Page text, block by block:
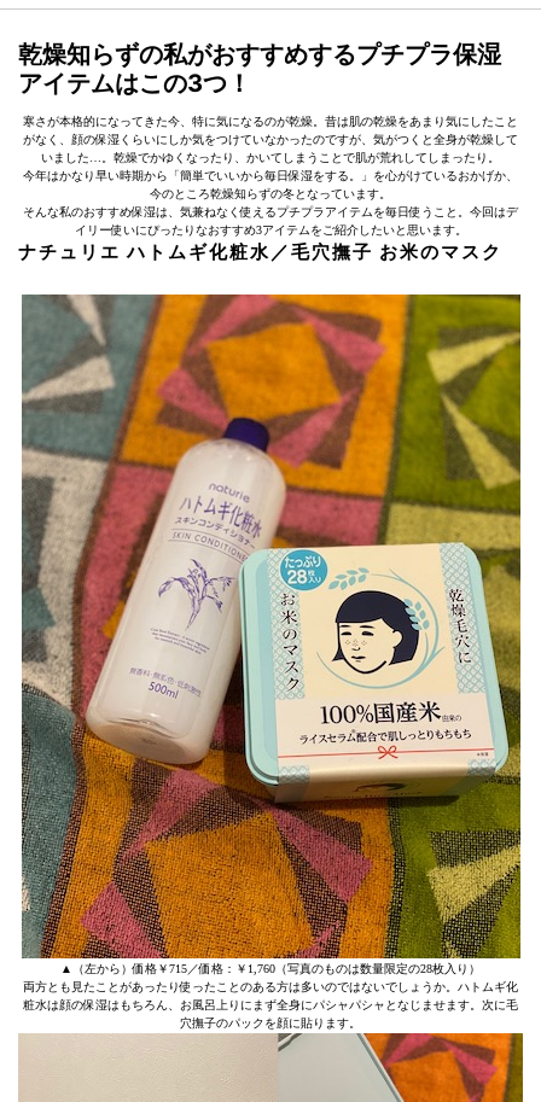
乾燥知らずの私がおすすめするプチプラ保湿
アイテムはこの3つ！
寒さが本格的になってきた今、特に気になるのが乾燥。昔は肌の乾燥をあまり気にしたこと
がなく、顔の保湿くらいにしか気をつけていなかったのですが、気がつくと全身が乾燥して
いました…。乾燥でかゆくなったり、かいてしまうことで肌が荒れしてしまったり。
今年はかなり早い時期から「簡単でいいから毎日保湿をする。」を心がけているおかげか、
今のところ乾燥知らずの冬となっています。
そんな私のおすすめ保湿は、気兼ねなく使えるプチプラアイテムを毎日使うこと。今回はデ
イリー使いにぴったりなおすすめ3アイテムをご紹介したいと思います。
ナチュリエ ハトムギ化粧水／毛穴撫子 お米のマスク
▲（左から）価格￥715／価格：￥1,760（写真のものは数量限定の28枚入り）
両方とも見たことがあったり使ったことのある方は多いのではないでしょうか。ハトムギ化
粧水は顔の保湿はもちろん、お風呂上りにまず全身にパシャパシャとなじませます。次に毛
穴撫子のパックを顔に貼ります。